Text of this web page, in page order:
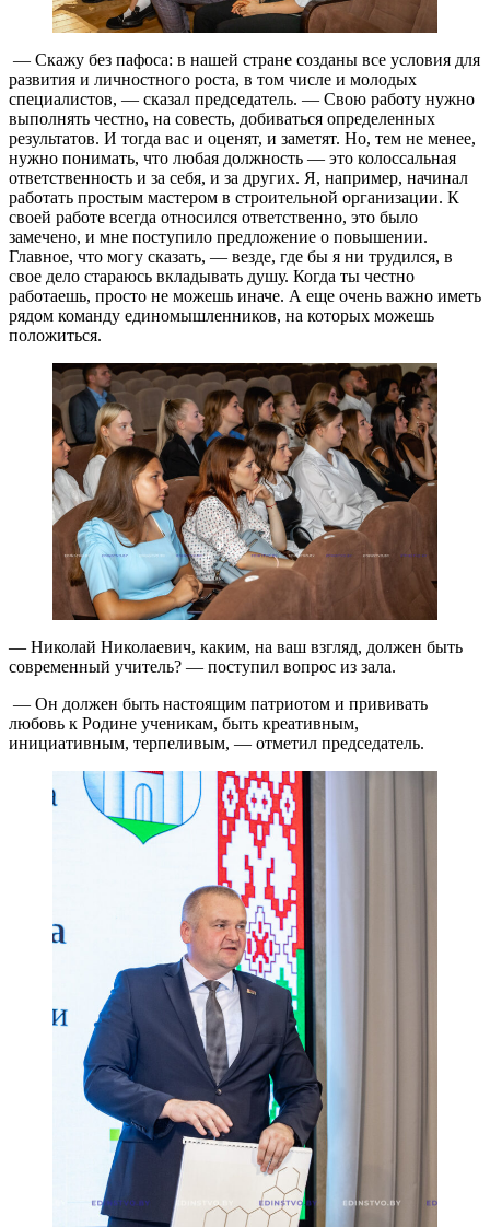
— Скажу без пафоса: в нашей стране созданы все условия для
развития и личностного роста, в том числе и молодых
специалистов, — сказал председатель. — Свою работу нужно
выполнять честно, на совесть, добиваться определенных
результатов. И тогда вас и оценят, и заметят. Но, тем не менее,
нужно понимать, что любая должность — это колоссальная
ответственность и за себя, и за других. Я, например, начинал
работать простым мастером в строительной организации. К
своей работе всегда относился ответственно, это было
замечено, и мне поступило предложение о повышении.
Главное, что могу сказать, — везде, где бы я ни трудился, в
свое дело стараюсь вкладывать душу. Когда ты честно
работаешь, просто не можешь иначе. А еще очень важно иметь
рядом команду единомышленников, на которых можешь
положиться.
— Николай Николаевич, каким, на ваш взгляд, должен быть
современный учитель? — поступил вопрос из зала.
— Он должен быть настоящим патриотом и прививать
любовь к Родине ученикам, быть креативным,
инициативным, терпеливым, — отметил председатель.